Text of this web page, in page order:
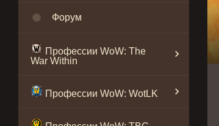
 Форум
Профессии WoW: The
War Within

Профессии WoW: WotLK 